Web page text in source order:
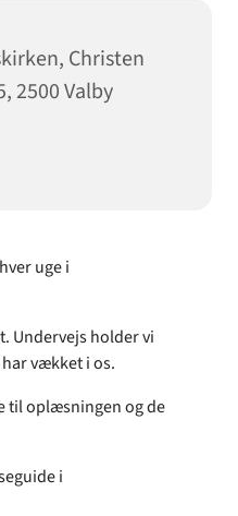
Christen
2500 Valby
uge i
Undervejs holder vi
vækket i os.
til oplæsningen og de
i